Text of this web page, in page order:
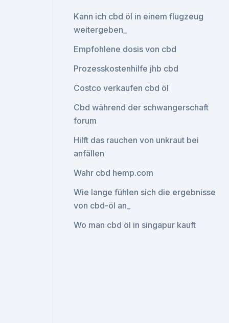
Kann ich cbd öl in einem flugzeug
weitergeben_
Empfohlene dosis von cbd
Prozesskostenhilfe jhb cbd
Costco verkaufen cbd öl
Cbd während der schwangerschaft
forum
Hilft das rauchen von unkraut bei
anfällen
Wahr cbd hemp.com
Wie lange fühlen sich die ergebnisse
von cbd-öl an_
Wo man cbd öl in singapur kauft